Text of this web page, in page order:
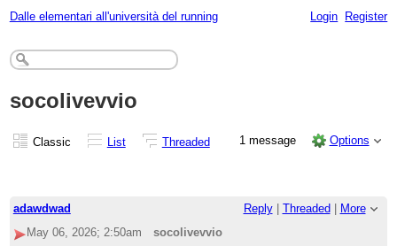
Dalle elementari all'università del running Login Register
socolivevvio
Classic List Threaded 1 message Options
adawdwad Reply| Threaded
More
May 06, 2026; 2:50am
socolivevvio